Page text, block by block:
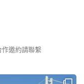
邀約請聯繫